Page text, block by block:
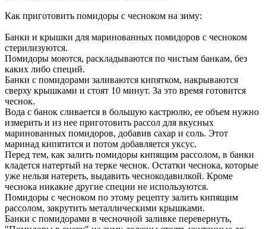
Как приготовить помидоры с чесноком на зиму:
Банки и крышки для маринованных помидоров с чесноком
стерилизуются.
Помидоры моются, раскладываются по чистым банкам, без
каких либо специй.
Банки с помидорами заливаются кипятком, накрываются
сверху крышками и стоят 10 минут. За это время готовится
чеснок.
Вода с банок сливается в большую кастрюлю, ее объем нужно
измерить и из нее приготовить рассол для вкусных
маринованных помидоров, добавив сахар и соль. Этот
маринад кипятится и потом добавляется уксус.
Перед тем, как залить помидоры кипящим рассолом, в банки
кладется натертый на терке чеснок. Остатки чеснока, которые
уже нельзя натереть, выдавить чеснокодавилкой. Кроме
чеснока никакие другие специи не используются.
Помидоры с чесноком по этому рецепту залить кипящим
рассолом, закрутить металлическими крышками.
Банки с помидорами в чесночной заливке перевернуть,